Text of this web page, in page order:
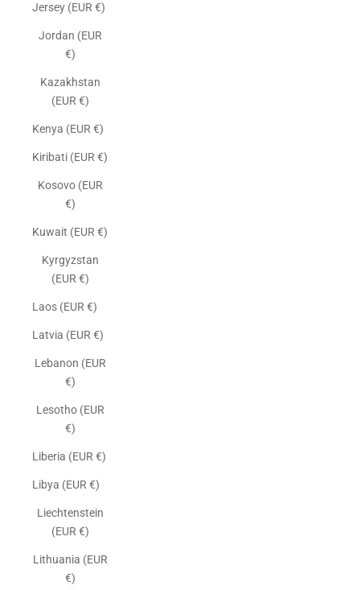
Jersey (EUR €)
Jordan (EUR
€)
Kazakhstan
(EUR €)
Kenya (EUR €)
Kiribati (EUR €)
Kosovo (EUR
€)
Kuwait (EUR €)
Kyrgyzstan
(EUR €)
Laos (EUR €)
Latvia (EUR €)
Lebanon (EUR
€)
Lesotho (EUR
€)
Liberia (EUR €)
Libya (EUR €)
Liechtenstein
(EUR €)
Lithuania (EUR
€)